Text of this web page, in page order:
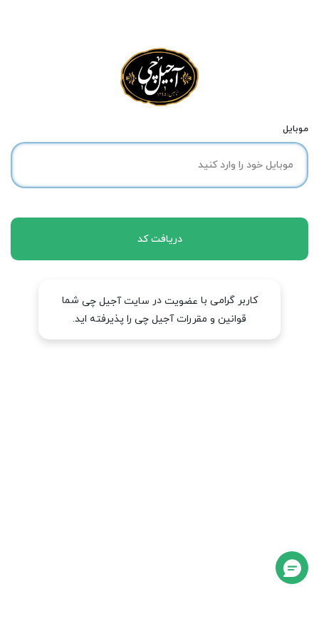
موبایل
دریافت کد
کاربر گرامی با عضویت در سایت آجیل چی شما
قوانین و مقررات آجیل چی را پذیرفته اید.